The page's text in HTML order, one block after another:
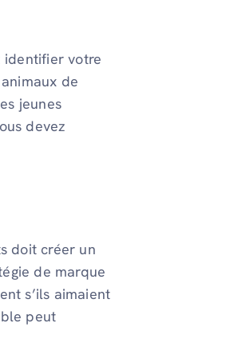
identifier votre
de
jeunes
devez
doit créer un
de marque
s’ils aimaient
peut